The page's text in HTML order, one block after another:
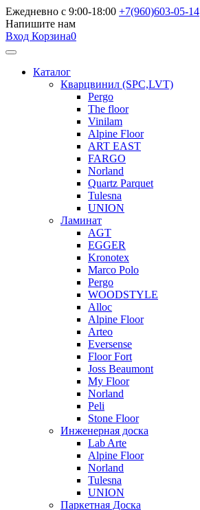
Ежедневно с 9:00-18:00 +7(960)603-05-14
Напишите нам
Вход Корзина0
Каталог
Кварцвинил (SPC,LVT)
Pergo
The floor
Vinilam
Alpine Floor
ART EAST
FARGO
Norland
Quartz Parquet
Tulesna
UNION
Ламинат
AGT
EGGER
Kronotex
Marco Polo
Pergo
WOODSTYLE
Alloc
Alpine Floor
Arteo
Eversense
Floor Fort
Joss Beaumont
My Floor
Norland
Peli
Stone Floor
Инженерная доска
Lab Arte
Alpine Floor
Norland
Tulesna
UNION
Паркетная Доска